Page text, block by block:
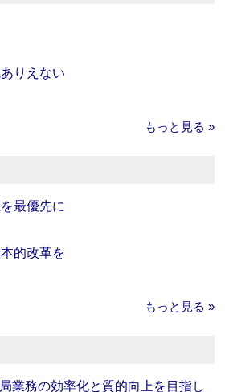
りえない
もっと見る »
最優先に
的改革を
もっと見る »
局業務の効率化と質的向上を目指し